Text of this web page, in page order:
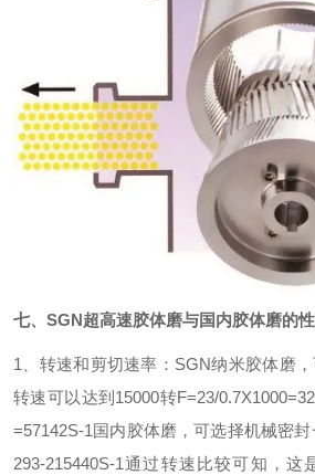
七、SGN超高速胶体磨与国内胶体磨的性
1、转速和剪切速率：SGN纳米胶体磨
转速可以达到15000转F=23/
=57142S-1国内胶体磨，可选择机械密
293-215440S-1通过转速比较可知，这